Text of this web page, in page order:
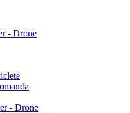
- Drone
- Drone